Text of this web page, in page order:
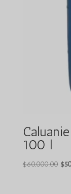
100 l
$60,000.00 Asl
$